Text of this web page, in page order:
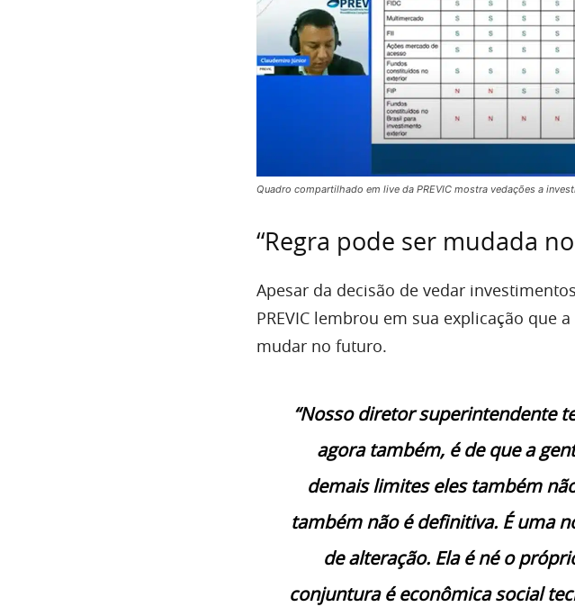
Quadro compartilhado em live da PREVIC mostra vedações a
“Regra pode ser mudada
Apesar da decisão de vedar
PREVIC lembrou em sua explicação que
mudar no futuro.
“Nosso diretor superintendente
agora também, é de que a
demais limites eles também
também não é definitiva. É uma
de alteração. Ela é né o
conjuntura é econômica social